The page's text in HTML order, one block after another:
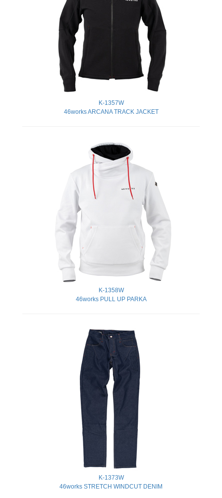
K-1357W
46works ARCANA TRACK JACKET
K-1358W
46works PULL UP PARKA
K-1373W
46works STRETCH WINDCUT DENIM